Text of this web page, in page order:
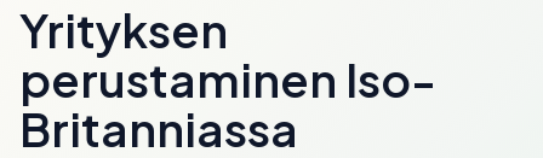
Yrityksen
perustaminen Iso-
Britanniassa